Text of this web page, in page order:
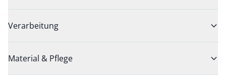
Verarbeitung
Material & Pflege